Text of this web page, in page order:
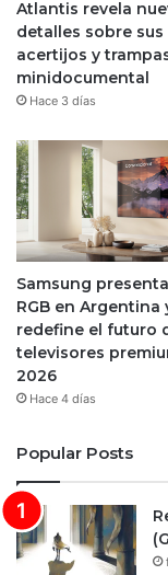
Atlantis revela
detalles sobre sus
acertijos y
minidocumental
Hace 3 días
Samsung
RGB en Argentina
redefine el futuro
televisores
2026
Hace 4 días
Popular Posts